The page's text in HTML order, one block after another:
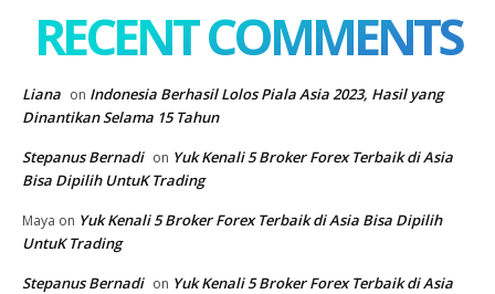
RECENT COMMENTS
Liana on Indonesia Berhasil Lolos Piala Asia 2023, Hasil yang
Dinantikan Selama 15 Tahun
Stepanus Bernadi on Yuk Kenali 5 Broker Forex Terbaik di Asia
Bisa Dipilih UntuK Trading
Maya on Yuk Kenali 5 Broker Forex Terbaik di Asia Bisa Dipilih
UntuK Trading
Stepanus Bernadi on Yuk Kenali 5 Broker Forex Terbaik di Asia